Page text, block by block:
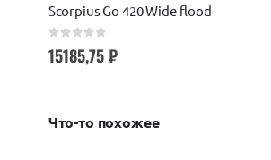
Scorpius Go 420 Wide flood
15185,75₽
Что-то похожее